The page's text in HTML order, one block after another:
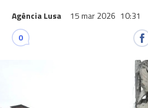
Agência Lusa 15 mar 2026 10:31
0